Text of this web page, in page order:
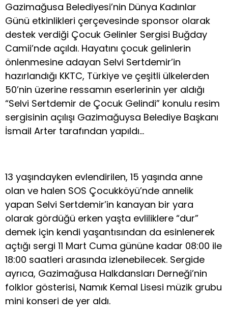
Gazimağusa Belediyesi’nin Dünya Kadınlar
Günü etkinlikleri çerçevesinde sponsor olarak
destek verdiği Çocuk Gelinler Sergisi Buğday
Camii’nde açıldı. Hayatını çocuk gelinlerin
önlenmesine adayan Selvi Sertdemir’in
hazırlandığı KKTC, Türkiye ve çeşitli ülkelerden
50’nin üzerine ressamın eserlerinin yer aldığı
“Selvi Sertdemir de Çocuk Gelindi” konulu resim
sergisinin açılışı Gazimağuysa Belediye Başkanı
İsmail Arter tarafından yapıldı…
13 yaşındayken evlendirilen, 15 yaşında anne
olan ve halen SOS Çocukköyü’nde annelik
yapan Selvi Sertdemir’in kanayan bir yara
olarak gördüğü erken yaşta evliliklere “dur”
demek için kendi yaşantısından da esinlenerek
açtığı sergi 11 Mart Cuma gününe kadar 08:00 ile
18:00 saatleri arasında izlenebilecek. Sergide
ayrıca, Gazimağusa Halkdansları Derneği’nin
folklor gösterisi, Namık Kemal Lisesi müzik grubu
mini konseri de yer aldı.